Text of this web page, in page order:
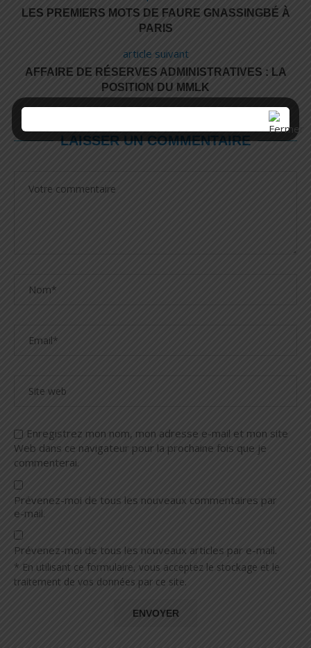
LES PREMIERS MOTS DE FAURE GNASSINGBÉ À
PARIS
article suivant
AFFAIRE DE RÉSERVES ADMINISTRATIVES : LA
POSITION DU MMLK
LAISSER UN COMMENTAIRE
Enregistrez mon nom, mon adresse e-mail et mon site
Web dans ce navigateur pour la prochaine fois que je
commenterai.
Prévenez-moi de tous les nouveaux commentaires par
e-mail.
Prévenez-moi de tous les nouveaux articles par e-mail.
* En utilisant ce formulaire, vous acceptez le stockage et le
traitement de vos données par ce site.